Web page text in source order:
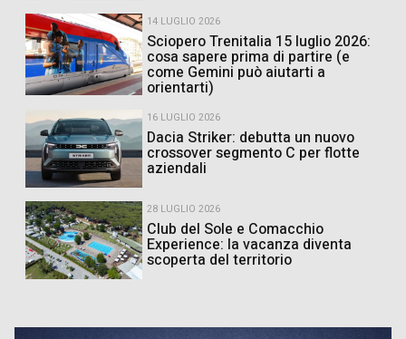
14 LUGLIO 2026
Sciopero Trenitalia 15 luglio 2026:
cosa sapere prima di partire (e
come Gemini può aiutarti a
orientarti)
16 LUGLIO 2026
Dacia Striker: debutta un nuovo
crossover segmento C per flotte
aziendali
28 LUGLIO 2026
Club del Sole e Comacchio
Experience: la vacanza diventa
scoperta del territorio